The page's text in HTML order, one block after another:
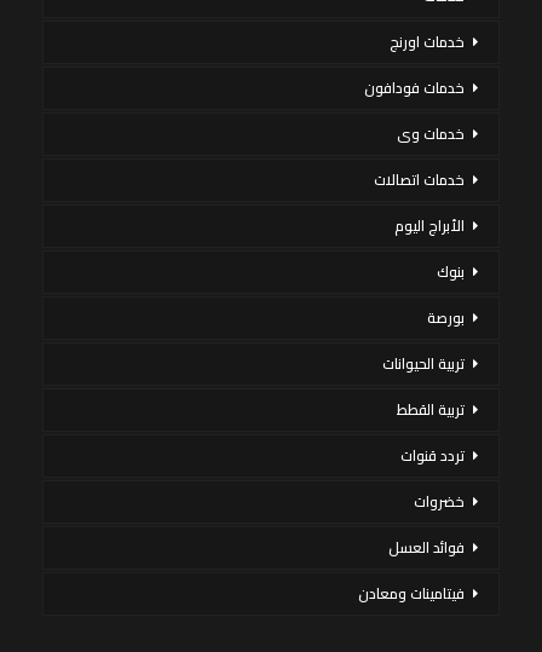
خدمات اورنج
خدمات فودافون
خدمات وى
خدمات اتصالات
الأبراج اليوم
بنوك
بورصة
تربية الحيوانات
تربية القطط
تردد قنوات
خضروات
فوائد العسل
فيتامينات ومعادن